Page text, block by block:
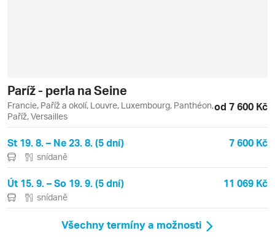
Paríž - perla na Seine
Francie, Paříž a okolí, Louvre, Luxembourg, Panthéon,
Paříž, Versailles
od 7 600 Kč
St 19. 8. – Ne 23. 8. (5 dní) 7 600 Kč
snídaně
Út 15. 9. – So 19. 9. (5 dní) 11 069 Kč
snídaně
Všechny termíny a možnosti